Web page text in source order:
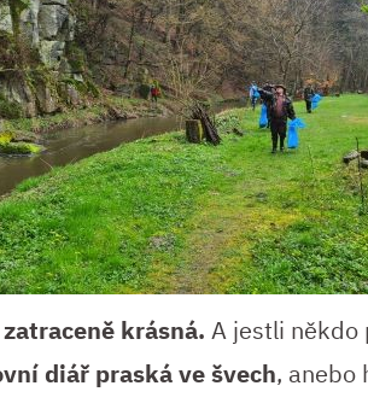
krásná. A jestli někdo
diář praská ve švech, anebo